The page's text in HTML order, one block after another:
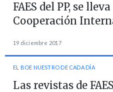
FAES del PP, se
Cooperación
19 diciembre 2017
EL BOE NUESTRO DE CADA DÍA
Las revistas de